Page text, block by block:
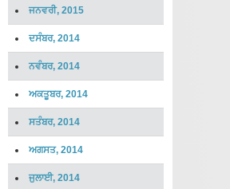
ਜਨਵਰੀ, 2015
ਦਸੰਬਰ, 2014
ਨਵੰਬਰ, 2014
ਅਕਤੂਬਰ, 2014
ਸਤੰਬਰ, 2014
ਅਗਸਤ, 2014
ਜੁਲਾਈ, 2014